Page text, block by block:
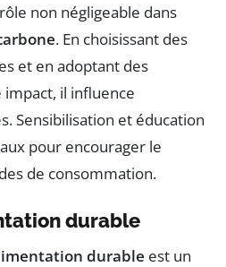
non négligeable dans
. En choisissant des
et en adoptant des
il influence
Sensibilisation et éducation
pour encourager le
de consommation.
durable
durable est un